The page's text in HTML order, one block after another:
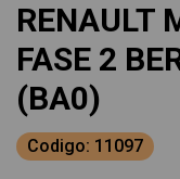
RENAULT
FASE 2
(BA0)
Codigo: 11097